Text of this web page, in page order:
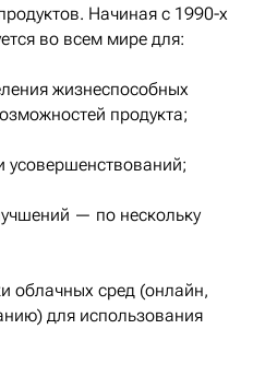
Начиная с 1990-х
во всем мире для:
жизнеспособных
продукта;
усовершенствований;
— по нескольку
облачных сред (онлайн,
для использования